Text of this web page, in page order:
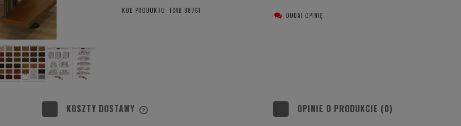
KOD PRODUKTU: FC4B-8876F
DODAJ OPINIĘ
KOSZTY DOSTAWY OPINIE O PRODUKCIE (0)